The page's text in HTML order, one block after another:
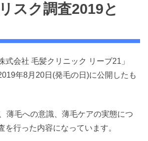
スク調査2019と
式会社 毛髪クリニック リーブ21」
年8月20日(発毛の日)に公開したも
薄毛への意識、薄毛ケアの実態につ
を行った内容になっています。